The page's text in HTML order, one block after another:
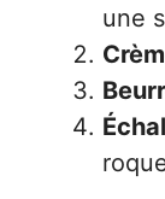
une